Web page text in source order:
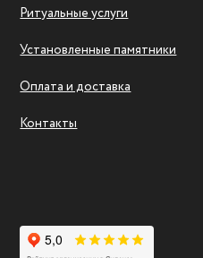
Ритуальные услуги
Установленные памятники
Оплата и доставка
Контакты